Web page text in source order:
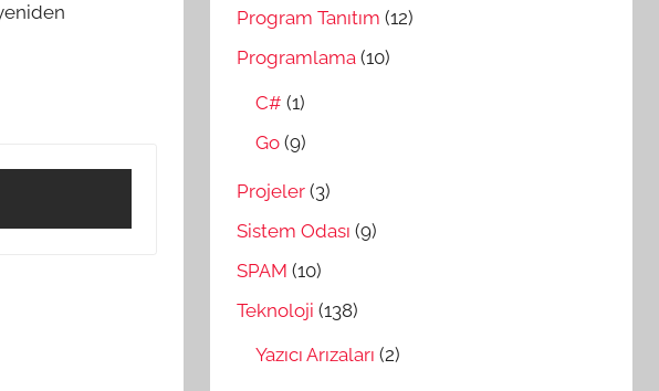
Program Tanıtım (12)
Programlama (10)
C# (1)
Go (9)
Projeler (3)
Sistem Odası (9)
SPAM (10)
Teknoloji (138)
Yazıcı Arızaları (2)